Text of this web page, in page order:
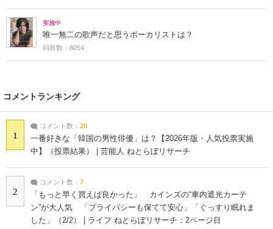
実施中
唯一無二の歌声だと思うボーカリストは？
回答数：8054
コメントランキング
1
コメント数： 20
一番好きな「韓国の男性俳優」は？【2026年版・人気投票実施
中】（投票結果） | 芸能人 ねとらぼリサーチ
2
コメント数： 7
「もっと早く買えば良かった」 カインズの“車内遮光カーテ
ン”が大人気 「プライバシーも保てて安心」「ぐっすり眠れま
した」（2/2） | ライフ ねとらぼリサーチ：2ページ目